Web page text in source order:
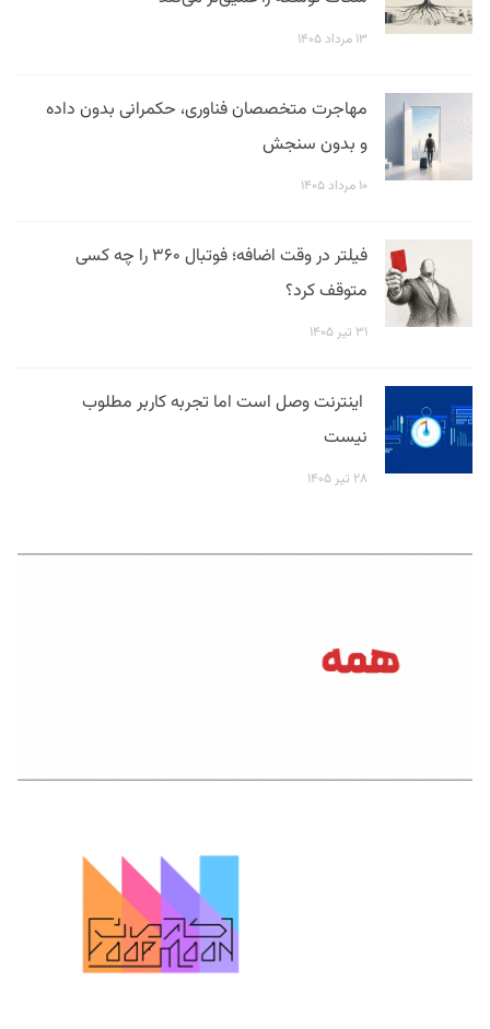
۱۳ مرداد ۱۴۰۵
مهاجرت متخصصان فناوری، حکمرانی بدون داده
و بدون سنجش
۱۰ مرداد ۱۴۰۵
فیلتر در وقت اضافه؛ فوتبال ۳۶۰ را چه کسی
متوقف کرد؟
۳۱ تیر ۱۴۰۵
اینترنت وصل است اما تجربه کاربر مطلوب
نیست
۲۸ تیر ۱۴۰۵